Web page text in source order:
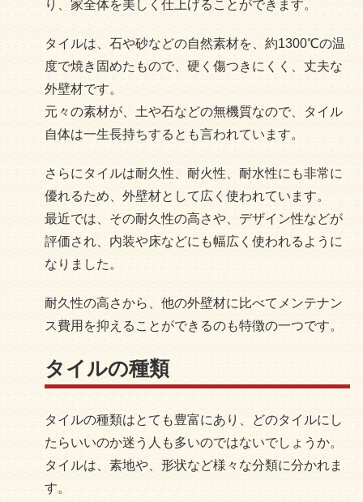
り、家全体を美しく仕上げることができます。
タイルは、石や砂などの自然素材を、約1300℃の温
度で焼き固めたもので、硬く傷つきにくく、丈夫な
外壁材です。
元々の素材が、土や石などの無機質なので、タイル
自体は一生長持ちするとも言われています。
さらにタイルは耐久性、耐火性、耐水性にも非常に
優れるため、外壁材として広く使われています。
最近では、その耐久性の高さや、デザイン性などが
評価され、内装や床などにも幅広く使われるように
なりました。
耐久性の高さから、他の外壁材に比べてメンテナン
ス費用を抑えることができるのも特徴の一つです。
タイルの種類
タイルの種類はとても豊富にあり、どのタイルにし
たらいいのか迷う人も多いのではないでしょうか。
タイルは、素地や、形状など様々な分類に分かれま
す。